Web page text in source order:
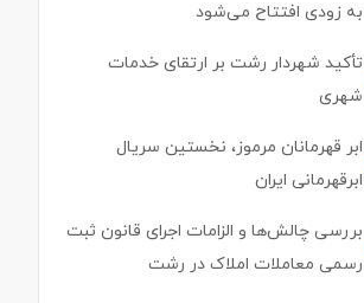
به زودی افتتاح می‌شود
تأکید شهردار رشت بر ارتقای خدمات
شهری
ابر قهرمانان مرموز، نخستین سریال
ابرقهرمانی ایران
بررسی چالش‌ها و الزامات اجرای قانون ثبت
رسمی معاملات املاک در رشت